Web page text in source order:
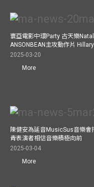
寰亞電影中環Party 古天樂
ANSONBEAN主攻動作片
2025-03-20
More
陳健安為延音MusicSus音樂會
青表演者相信音樂積極向前
2025-03-04
More